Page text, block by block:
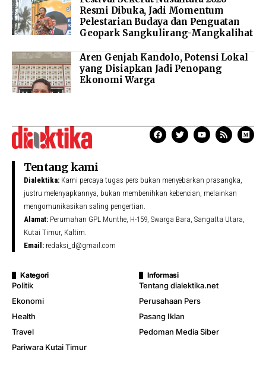
Resmi Dibuka, Jadi Momentum
Pelestarian Budaya dan Penguatan
Geopark Sangkulirang-Mangkalihat
Aren Genjah Kandolo, Potensi Lokal
yang Disiapkan Jadi Penopang
Ekonomi Warga
Tentang kami
Dialektika: Kami percaya tugas pers bukan menyebarkan prasangka,
justru melenyapkannya, bukan membenihkan kebencian, melainkan
mengomunikasikan saling pengertian.
Alamat: Perumahan GPL Munthe, H-159, Swarga Bara, Sangatta Utara,
Kutai Timur, Kaltim.
Email: redaksi_d@gmail.com
Kategori
Politik
Ekonomi
Health
Travel
Pariwara Kutai Timur
Informasi
Tentang dialektika.net
Perusahaan Pers
Pasang Iklan
Pedoman Media Siber